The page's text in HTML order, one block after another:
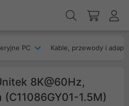
PC Kable, przewody i
8K@60Hz,
(C11086GY01-1.5M)